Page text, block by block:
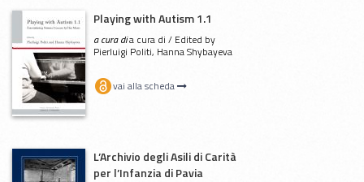
Playing with Autism 1.1
a cura dia cura di / Edited by
Pierluigi Politi, Hanna Shybayeva
vai alla scheda
L’Archivio degli Asili di Carità
per l’Infanzia di Pavia